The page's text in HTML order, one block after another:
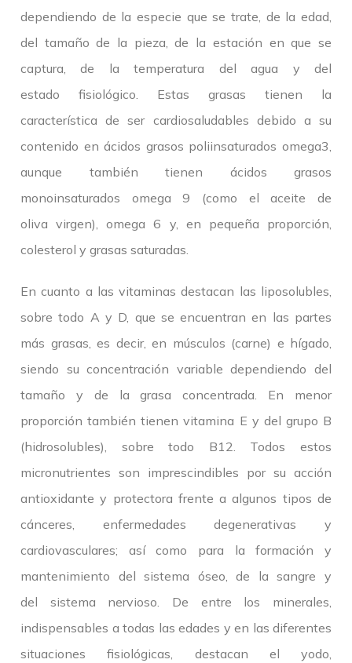
dependiendo de la especie que se trate, de la edad,
del tamaño de la pieza, de la estación en que se
captura, de la temperatura del agua y del
estado fisiológico. Estas grasas tienen la
característica de ser cardiosaludables debido a su
contenido en ácidos grasos poliinsaturados omega3,
aunque también tienen ácidos grasos
monoinsaturados omega 9 (como el aceite de
oliva virgen), omega 6 y, en pequeña proporción,
colesterol y grasas saturadas.
En cuanto a las vitaminas destacan las liposolubles,
sobre todo A y D, que se encuentran en las partes
más grasas, es decir, en músculos (carne) e hígado,
siendo su concentración variable dependiendo del
tamaño y de la grasa concentrada. En menor
proporción también tienen vitamina E y del grupo B
(hidrosolubles), sobre todo B12. Todos estos
micronutrientes son imprescindibles por su acción
antioxidante y protectora frente a algunos tipos de
cánceres, enfermedades degenerativas y
cardiovasculares; así como para la formación y
mantenimiento del sistema óseo, de la sangre y
del sistema nervioso. De entre los minerales,
indispensables a todas las edades y en las diferentes
situaciones fisiológicas, destacan el yodo,